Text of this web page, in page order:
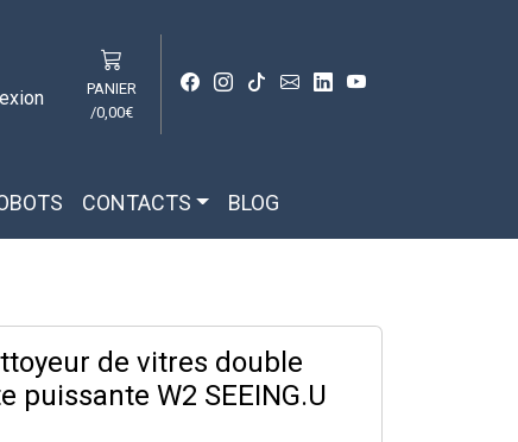
PANIER
/0,00€
CONTACTS BLOG
de vitres double
puissante W2 SEEING.U